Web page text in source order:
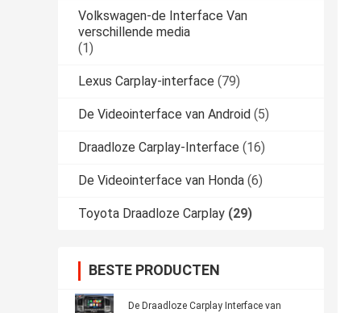
Volkswagen-de Interface Van
verschillende media
(1)
Lexus Carplay-interface (79)
De Videointerface van Android (5)
Draadloze Carplay-Interface (16)
De Videointerface van Honda (6)
Toyota Draadloze Carplay (29)
BESTE PRODUCTEN
De Draadloze Carplay Interface van